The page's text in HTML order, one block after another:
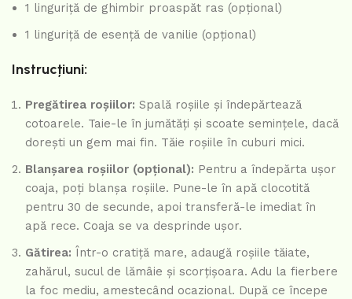
1 linguriță de ghimbir proaspăt ras (opțional)
1 linguriță de esență de vanilie (opțional)
Instrucțiuni:
Pregătirea roșiilor: Spală roșiile și îndepărtează
cotoarele. Taie-le în jumătăți și scoate semințele, dacă
dorești un gem mai fin. Tăie roșiile în cuburi mici.
Blanșarea roșiilor (opțional): Pentru a îndepărta ușor
coaja, poți blanșa roșiile. Pune-le în apă clocotită
pentru 30 de secunde, apoi transferă-le imediat în
apă rece. Coaja se va desprinde ușor.
Gătirea: Într-o cratiță mare, adaugă roșiile tăiate,
zahărul, sucul de lămâie și scorțișoara. Adu la fierbere
la foc mediu, amestecând ocazional. După ce începe